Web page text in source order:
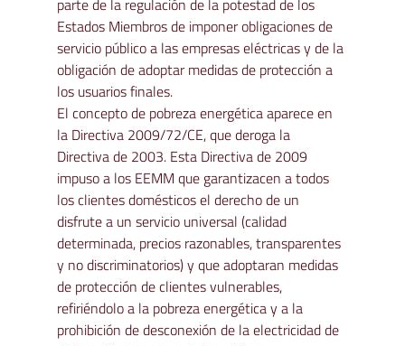
parte de la regulación de la potestad de los
Estados Miembros de imponer obligaciones de
servicio público a las empresas eléctricas y de la
obligación de adoptar medidas de protección a
los usuarios finales.
El concepto de pobreza energética aparece en
la Directiva 2009/72/CE, que deroga la
Directiva de 2003. Esta Directiva de 2009
impuso a los EEMM que garantizacen a todos
los clientes domésticos el derecho de un
disfrute a un servicio universal (calidad
determinada, precios razonables, transparentes
y no discriminatorios) y que adoptaran medidas
de protección de clientes vulnerables,
refiriéndolo a la pobreza energética y a la
prohibición de desconexión de la electricidad de